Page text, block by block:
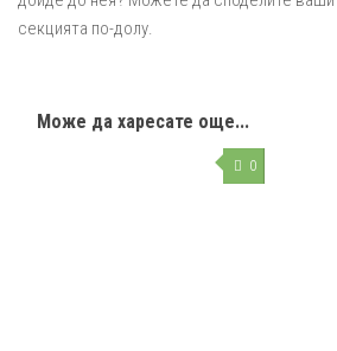
секцията по-долу.
Може да харесате още...
0